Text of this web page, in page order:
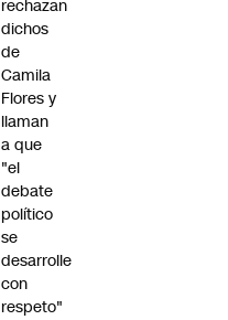
rechazan
dichos
de
Camila
Flores y
llaman
a que
"el
debate
político
se
desarrolle
con
respeto"